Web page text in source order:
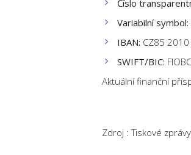
Číslo
Variabilní symbol:
IBAN: CZ85
SWIFT/BIC:
Aktuální finanční
Zdroj : Tiskové